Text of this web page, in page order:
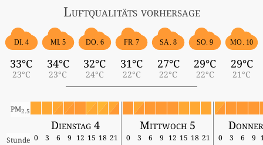
Luftqualitäts vorhersage
DI. 4
33°C
23°C
MI. 5
34°C
23°C
DO. 6
32°C
24°C
FR. 7
31°C
22°C
SA. 8
27°C
22°C
SO. 9
29°C
22°C
MO. 10
29°C
21°C
PM2.5
Dienstag 4 Mittwoch 5
Stunde 0 3 6 9 12 15 18 21 0 3 6 9 12 15 18 21 0 3 6 9